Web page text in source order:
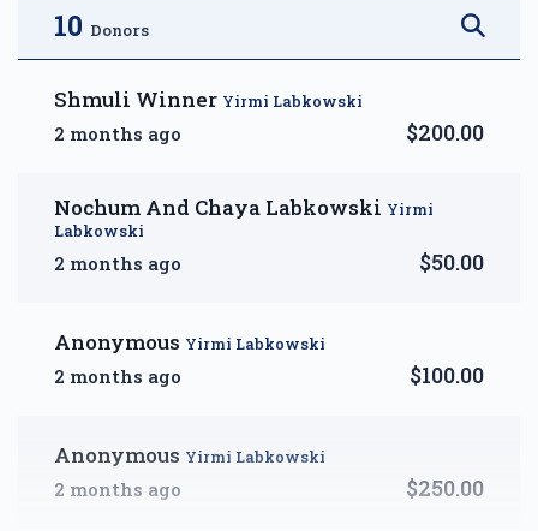
$5,000.00
10 Donors
Shmuli Winner Yirmi Labkowski
2 months ago $200.00
Nochum And Chaya Labkowski Yirmi
Labkowski
2 months ago $50.00
Anonymous Yirmi Labkowski
2 months ago $100.00
Anonymous Yirmi Labkowski
2 months ago $250.00